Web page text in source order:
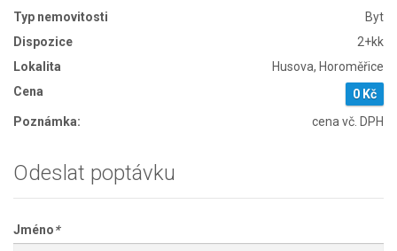
Typ nemovitosti
Byt
Dispozice
2+kk
Lokalita
Husova, Horoměřice
Cena
0 Kč
Poznámka:
cena vč. DPH
Odeslat poptávku
Jméno*